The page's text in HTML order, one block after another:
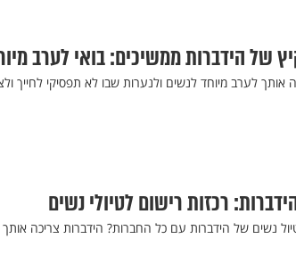
של הידברות ממשיכים: בואי לערב
אותך לערב מיוחד לנשים ולנערות שבו לא תפסיקי לחייך
רכזות רישום לטיולי נשים
נשים של הידברות עם כל החברות? הידברות צריכה אותך